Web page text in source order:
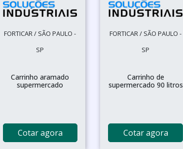
FORTICAR / SÃO PAULO -
SP
Carrinho aramado
supermercado
Cotar agora
FORTICAR / SÃO PAULO -
SP
Carrinho de
supermercado 90 litros
Cotar agora